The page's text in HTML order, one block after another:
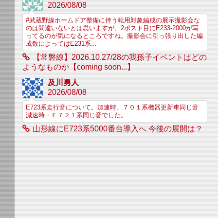
2026/08/08
#武蔵野線ホームドア整備に伴う転用対象編成の展示撮影会な
のは間違いないとは思いますが、2ポスト目にE233-2000が写
ってるのが気になるところですね。撮影会に引っ張り出した編
成数によってはE231系...
【常磐線】2026.10.27/28の我孫子イベントはどの
ようなものか【coming soon...】
及川勇人
2026/08/08
E723系走行音について。加速時。７０１系機器更新車同じ音
減速時・Ｅ７２１系同じ音でした。
山形線にE723系5000番台導入へ 今後の展開は？